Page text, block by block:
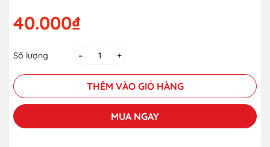
40.000₫
Số lượng – +
THÊM VÀO GIỎ HÀNG
MUA NGAY